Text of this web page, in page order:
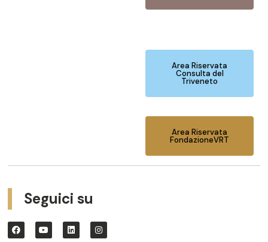
Area Riservata
Consulta del
Triveneto
Area Riservata
FondazioneVRT
Seguici su